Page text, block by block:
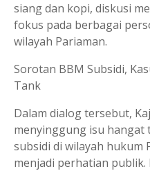
siang dan kopi, diskusi
fokus pada berbagai
wilayah Pariaman.
Sorotan BBM Subsidi,
Tank
Dalam dialog tersebut,
menyinggung isu hangat
subsidi di wilayah hukum
menjadi perhatian publik.